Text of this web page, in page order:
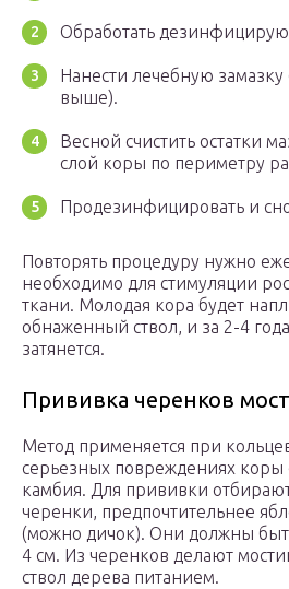
Обработать
Нанести лечебную
выше).
Весной счистить остатки
слой коры по периметру
Продезинфицировать и
Повторять процедуру нужно
необходимо для стимуляции
ткани. Молодая кора будет
обнаженный ствол, и за 2-4
затянется.
Прививка черенков
Метод применяется при
серьезных повреждениях коры
камбия. Для прививки
черенки, предпочтительнее
(можно дичок). Они должны
4 см. Из черенков делают
ствол дерева питанием.